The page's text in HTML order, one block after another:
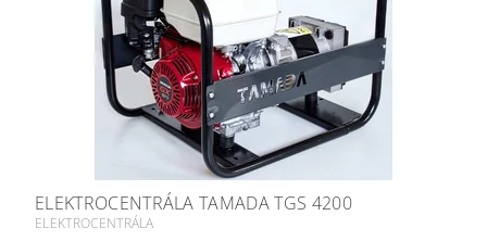
ELEKTROCENTRÁLA TAMADA TGS 4200
ELEKTROCENTRÁLA